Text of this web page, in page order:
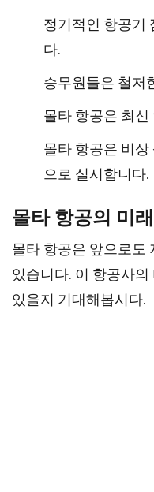
정기적인 항공기
다.
승무원들은 철저
몰타 항공은 최
몰타 항공은 비
으로 실시합니다.
몰타 항공의 미
몰타 항공은 앞으로도
있습니다. 이 항공사
있을지 기대해봅시다.